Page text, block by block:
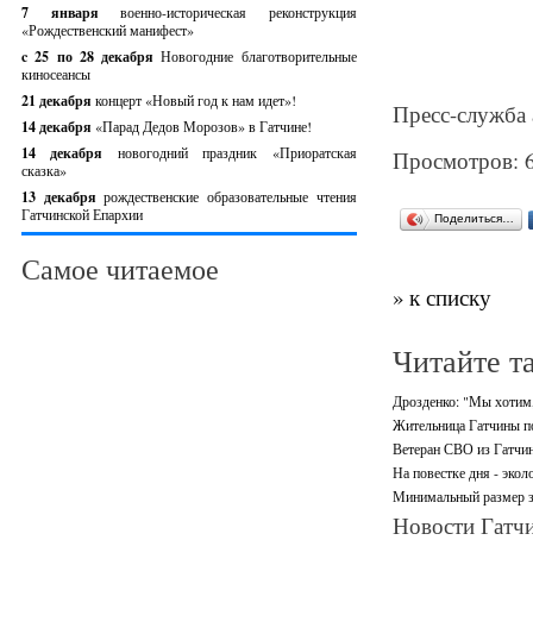
7 январявоенно-историческая реконструкция
«Рождественский манифест»
c 25 по 28 декабряНовогодние благотворительные
киносеансы
21 декабря концерт «Новый год к нам идет»!
14 декабря «Парад Дедов Морозов» в Гатчине!
14 декабря новогодний праздник «Приоратская
сказка»
13 декабрярождественские образовательные чтения
Гатчинской Епархии
Самое читаемое
Пресс-служба
Просмотров:
Поделиться…
» к списку
Читайте
Дрозденко: "Мы хотим,
Жительница Гатчины
Ветеран СВО из
На повестке дня -
Минимальный размер
Новости